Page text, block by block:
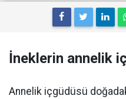
İneklerin annelik
Annelik içgüdüsü